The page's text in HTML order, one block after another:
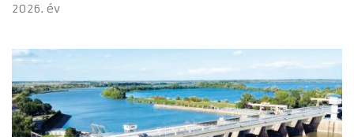
2026. év